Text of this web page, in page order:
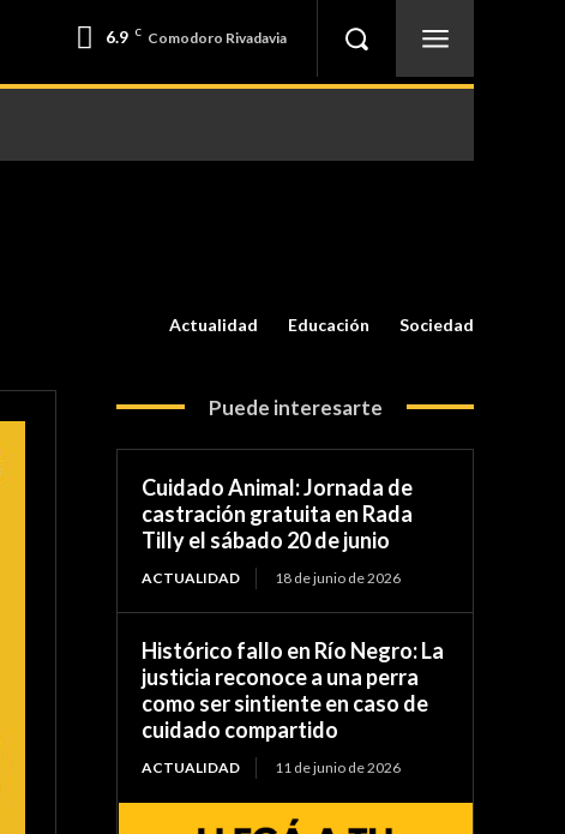
6.9 C Comodoro Rivadavia
Actualidad Educación Sociedad
Puede interesarte
Cuidado Animal: Jornada de
castración gratuita en Rada
Tilly el sábado 20 de junio
ACTUALIDAD 18 de junio de 2026
Histórico fallo en Río Negro: La
justicia reconoce a una perra
como ser sintiente en caso de
cuidado compartido
ACTUALIDAD 11 de junio de 2026